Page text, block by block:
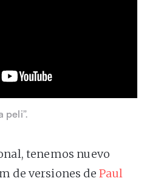
peli”.
tenemos nuevo
de versiones de Paul